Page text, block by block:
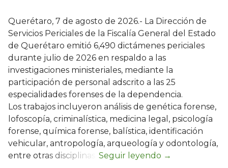
Querétaro, 7 de agosto de 2026.- La Dirección de
Servicios Periciales de la Fiscalía General del Estado
de Querétaro emitió 6,490 dictámenes periciales
durante julio de 2026 en respaldo a las
investigaciones ministeriales, mediante la
participación de personal adscrito a las 25
especialidades forenses de la dependencia.
Los trabajos incluyeron análisis de genética forense,
lofoscopía, criminalística, medicina legal, psicología
forense, química forense, balística, identificación
vehicular, antropología, arqueología y odontología,
entre otras disciplinas.